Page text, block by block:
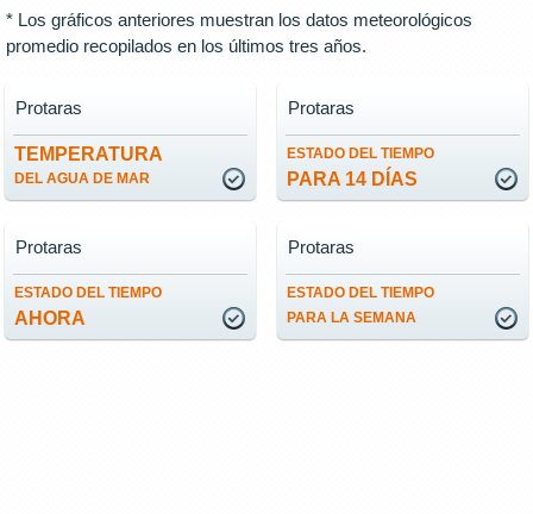
* Los gráficos anteriores muestran los datos meteorológicos
promedio recopilados en los últimos tres años.
TEMPERATURA
DEL AGUA DE MAR
Protaras
ESTADO DEL TIEMPO
PARA 14 DÍAS
Protaras
ESTADO DEL TIEMPO
AHORA
Protaras
ESTADO DEL TIEMPO
PARA LA SEMANA
Protaras